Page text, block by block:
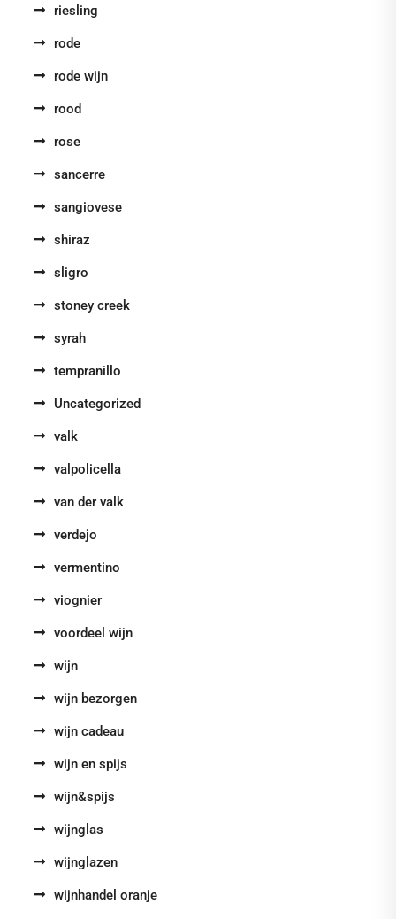
riesling
rode
rode wijn
rood
rose
sancerre
sangiovese
shiraz
sligro
stoney creek
syrah
tempranillo
Uncategorized
valk
valpolicella
van der valk
verdejo
vermentino
viognier
voordeel wijn
wijn
wijn bezorgen
wijn cadeau
wijn en spijs
wijn&spijs
wijnglas
wijnglazen
wijnhandel oranje